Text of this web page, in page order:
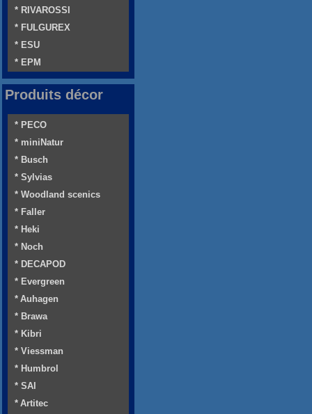
* RIVAROSSI
* FULGUREX
* ESU
* EPM
Produits décor
* PECO
* miniNatur
* Busch
* Sylvias
* Woodland scenics
* Faller
* Heki
* Noch
* DECAPOD
* Evergreen
* Auhagen
* Brawa
* Kibri
* Viessman
* Humbrol
* SAI
* Artitec